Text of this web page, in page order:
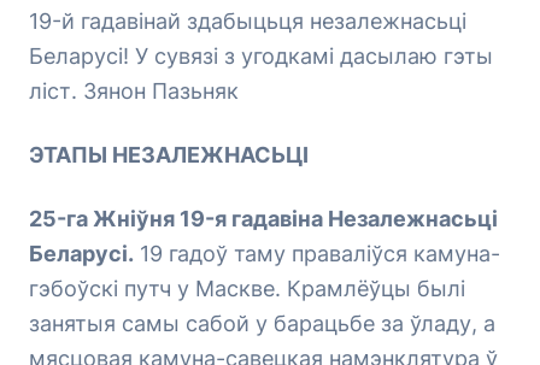
19-й гадавінай здабыцьця незалежнасьці
Беларусі! У сувязі з угодкамі дасылаю гэты
ліст. Зянон Пазьняк
ЭТАПЫ НЕЗАЛЕЖНАСЬЦІ
25-га Жніўня 19-я гадавіна Незалежнасьці
Беларусі. 19 гадоў таму праваліўся камуна-
гэбоўскі путч у Маскве. Крамлёўцы былі
занятыя самы сабой у барацьбе за ўладу, а
мясцовая камуна-савецкая намэнклятура ў